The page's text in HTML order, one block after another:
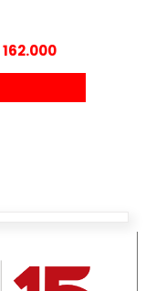
162.000Rango
de